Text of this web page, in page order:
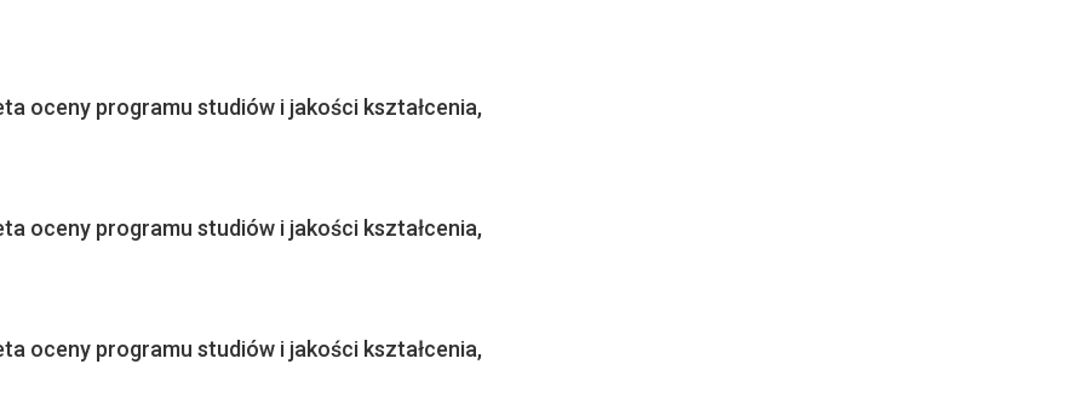
oceny programu studiów i jakości kształcenia,
oceny programu studiów i jakości kształcenia,
oceny programu studiów i jakości kształcenia,